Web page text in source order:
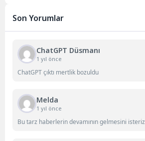
Son Yorumlar
ChatGPT Düsmanı
1 yıl önce
ChatGPT çıktı mertlik bozuldu
Melda
1 yıl önce
Bu tarz haberlerin devamının gelmesini isteriz